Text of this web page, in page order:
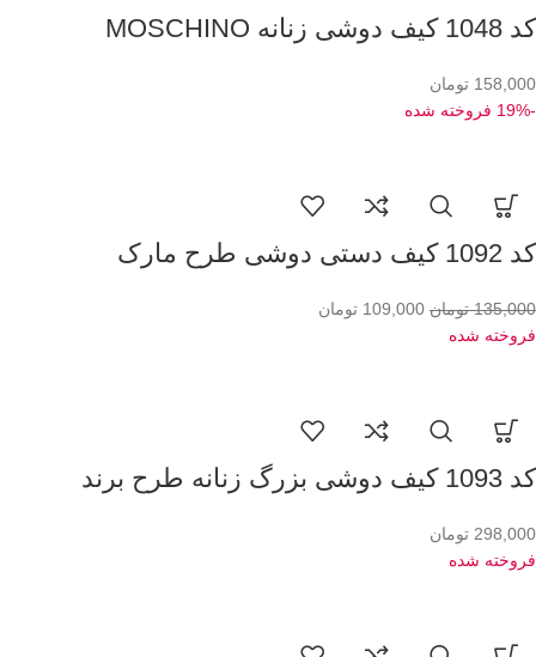
کد 1048 کیف دوشی زنانه MOSCHINO
158,000 تومان
-19%
فروخته شده
کد 1092 کیف دستی دوشی طرح مارک
135,000 تومان 109,000 تومان
فروخته شده
کد 1093 کیف دوشی بزرگ زنانه طرح برند
298,000 تومان
فروخته شده